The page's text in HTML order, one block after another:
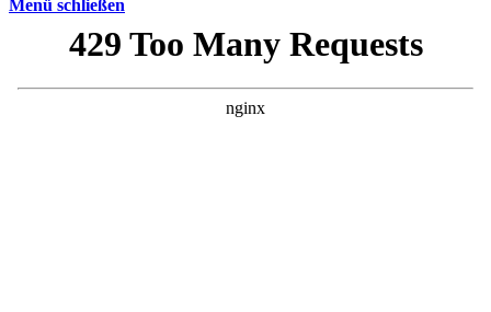
Menü schließen